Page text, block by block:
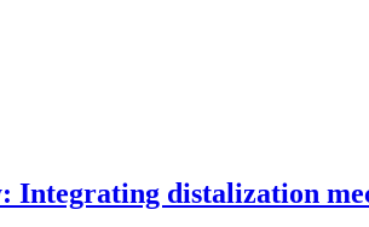
distalization